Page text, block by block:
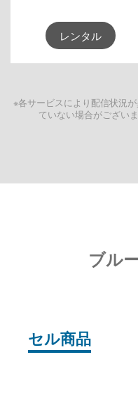
レンタル
※各サービスにより配信状況
ていない場合がござい
ブル
セル商品